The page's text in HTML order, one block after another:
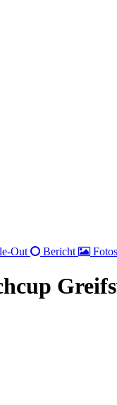
Out Bericht Fotos